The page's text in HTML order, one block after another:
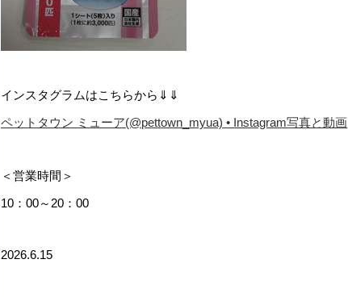
インスタグラムはこちらから⇓⇓
ペットタウン ミューア(@pettown_myua) • Instagram写真と動画
＜営業時間＞
10：00～20：00
2026.6.15